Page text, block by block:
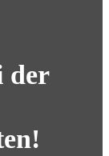
der